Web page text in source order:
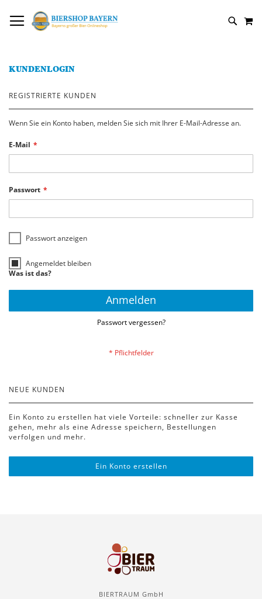
ZUM
INHALT
KUNDENLOGIN
REGISTRIERTE KUNDEN
Wenn Sie ein Konto haben, melden Sie sich mit Ihrer E-Mail-Adresse an.
E-Mail
Passwort
Passwort anzeigen
Angemeldet bleiben
Was ist das?
Anmelden
Passwort vergessen?
NEUE KUNDEN
Ein Konto zu erstellen hat viele Vorteile: schneller zur Kasse
gehen, mehr als eine Adresse speichern, Bestellungen
verfolgen und mehr.
Ein Konto erstellen
BIERTRAUM GmbH